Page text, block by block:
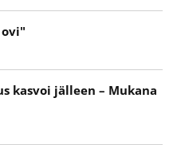
kasvoi jälleen – Mukana